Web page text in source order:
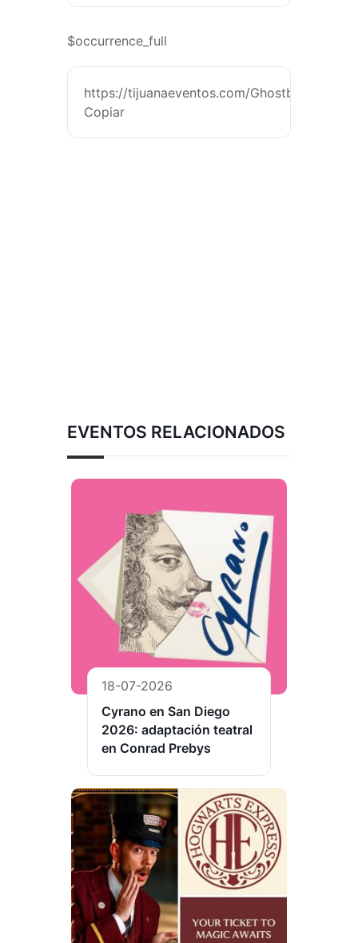
$occurrence_full
https://tijuanaeventos.com/
Copiar
EVENTOS RELACIONADOS
18-07-2026
Cyrano en San Diego
2026: adaptación teatral
en Conrad Prebys